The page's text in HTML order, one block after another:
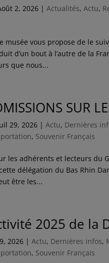
2, 2026 |Actualités,Actu,
musée vous propose de le
d’un bout à l’autre de la
que nous...
SUR
29, 2026 |Actu, Dernières
, Souvenir Français
les adhérents et lecteurs du
délégation du Bas Rhin
être les...
2025 de la
2026 |Actu, Dernières infos,
, Souvenir Français